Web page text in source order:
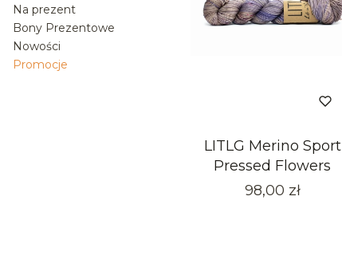
Na prezent
Bony Prezentowe
Nowości
Promocje
LITLG Merino Sport
Pressed Flowers
Cena
98,00 zł